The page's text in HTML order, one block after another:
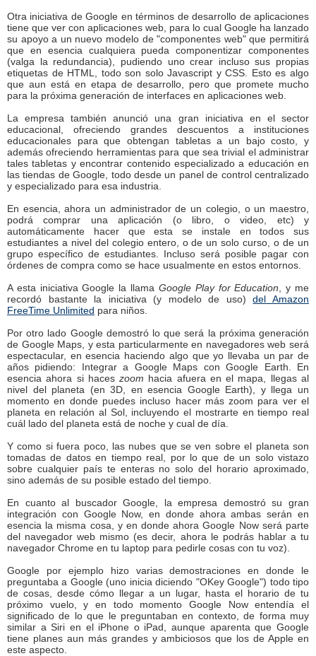
Otra iniciativa de Google en términos de desarrollo de aplicaciones
tiene que ver con aplicaciones web, para lo cual Google ha lanzado
su apoyo a un nuevo modelo de "componentes web" que permitirá
que en esencia cualquiera pueda componentizar componentes
(valga la redundancia), pudiendo uno crear incluso sus propias
etiquetas de HTML, todo son solo Javascript y CSS. Esto es algo
que aun está en etapa de desarrollo, pero que promete mucho
para la próxima generación de interfaces en aplicaciones web.
La empresa también anunció una gran iniciativa en el sector
educacional, ofreciendo grandes descuentos a instituciones
educacionales para que obtengan tabletas a un bajo costo, y
además ofreciendo herramientas para que sea trivial el administrar
tales tabletas y encontrar contenido especializado a educación en
las tiendas de Google, todo desde un panel de control centralizado
y especializado para esa industria.
En esencia, ahora un administrador de un colegio, o un maestro,
podrá comprar una aplicación (o libro, o video, etc) y
automáticamente hacer que esta se instale en todos sus
estudiantes a nivel del colegio entero, o de un solo curso, o de un
grupo específico de estudiantes. Incluso será posible pagar con
órdenes de compra como se hace usualmente en estos entornos.
A esta iniciativa Google la llama Google Play for Education , y me
recordó bastante la iniciativa (y modelo de uso)del Amazon
FreeTime Unlimited para niños.
Por otro lado Google demostró lo que será la próxima generación
de Google Maps, y esta particularmente en navegadores web será
espectacular, en esencia haciendo algo que yo llevaba un par de
años pidiendo: Integrar a Google Maps con Google Earth. En
esencia ahora si haceszoom hacia afuera en el mapa, llegas al
nivel del planeta (en 3D, en esencia Google Earth), y llega un
momento en donde puedes incluso hacer más zoom para ver el
planeta en relación al Sol, incluyendo el mostrarte en tiempo real
cuál lado del planeta está de noche y cual de día.
Y como si fuera poco, las nubes que se ven sobre el planeta son
tomadas de datos en tiempo real, por lo que de un solo vistazo
sobre cualquier país te enteras no solo del horario aproximado,
sino además de su posible estado del tiempo.
En cuanto al buscador Google, la empresa demostró su gran
integración con Google Now, en donde ahora ambas serán en
esencia la misma cosa, y en donde ahora Google Now será parte
del navegador web mismo (es decir, ahora le podrás hablar a tu
navegador Chrome en tu laptop para pedirle cosas con tu voz).
Google por ejemplo hizo varias demostraciones en donde le
preguntaba a Google (uno inicia diciendo "OKey Google") todo tipo
de cosas, desde cómo llegar a un lugar, hasta el horario de tu
próximo vuelo, y en todo momento Google Now entendía el
significado de lo que le preguntaban en contexto, de forma muy
similar a Siri en el iPhone o iPad, aunque aparenta que Google
tiene planes aun más grandes y ambiciosos que los de Apple en
este aspecto.